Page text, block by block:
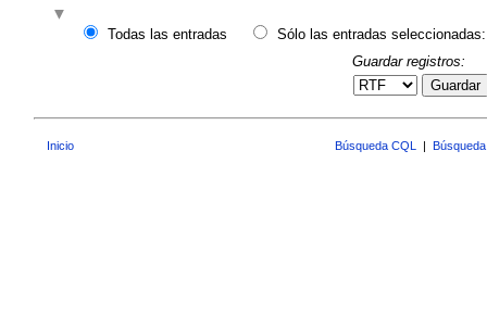
Todas las entradas
Sólo las entradas seleccionadas:
Guardar registros:
Guardar
Inicio Búsqueda CQL